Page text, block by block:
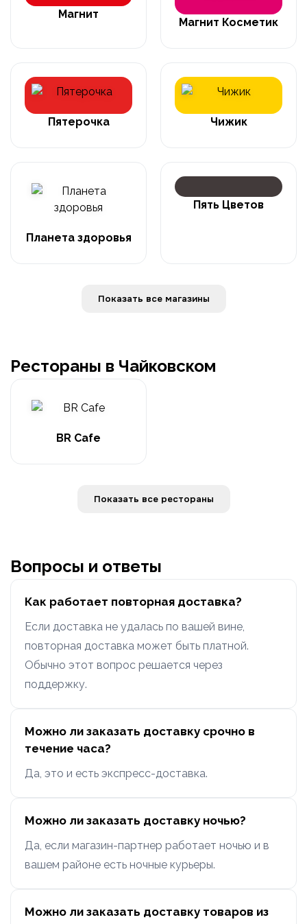
Магнит
Магнит Косметик
Пятерочка Чижик
Планета здоровья
Пять Цветов
Показать все магазины
Рестораны в Чайковском
BR Cafe
Показать все рестораны
Вопросы и ответы
Как работает повторная доставка?
Если доставка не удалась по вашей вине,
повторная доставка может быть платной.
Обычно этот вопрос решается через
поддержку.
Можно ли заказать доставку срочно в
течение часа?
Да, это и есть экспресс-доставка.
Можно ли заказать доставку ночью?
Да, если магазин-партнер работает ночью и в
вашем районе есть ночные курьеры.
Можно ли заказать доставку товаров из